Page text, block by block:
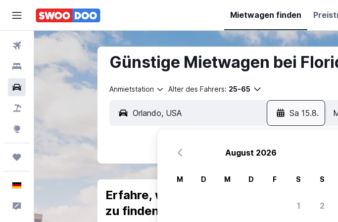
Mietwagen finden
Hotels
Mietwagen
Trips
Feedback
Günstige Mietwagen bei
Anmietstation Alter des Fahrers: 25-65
Sa 15.8.
Erfahre, warum unsere Reisenden sich
zu finden.
August 2026
M D M D F S S
1 2